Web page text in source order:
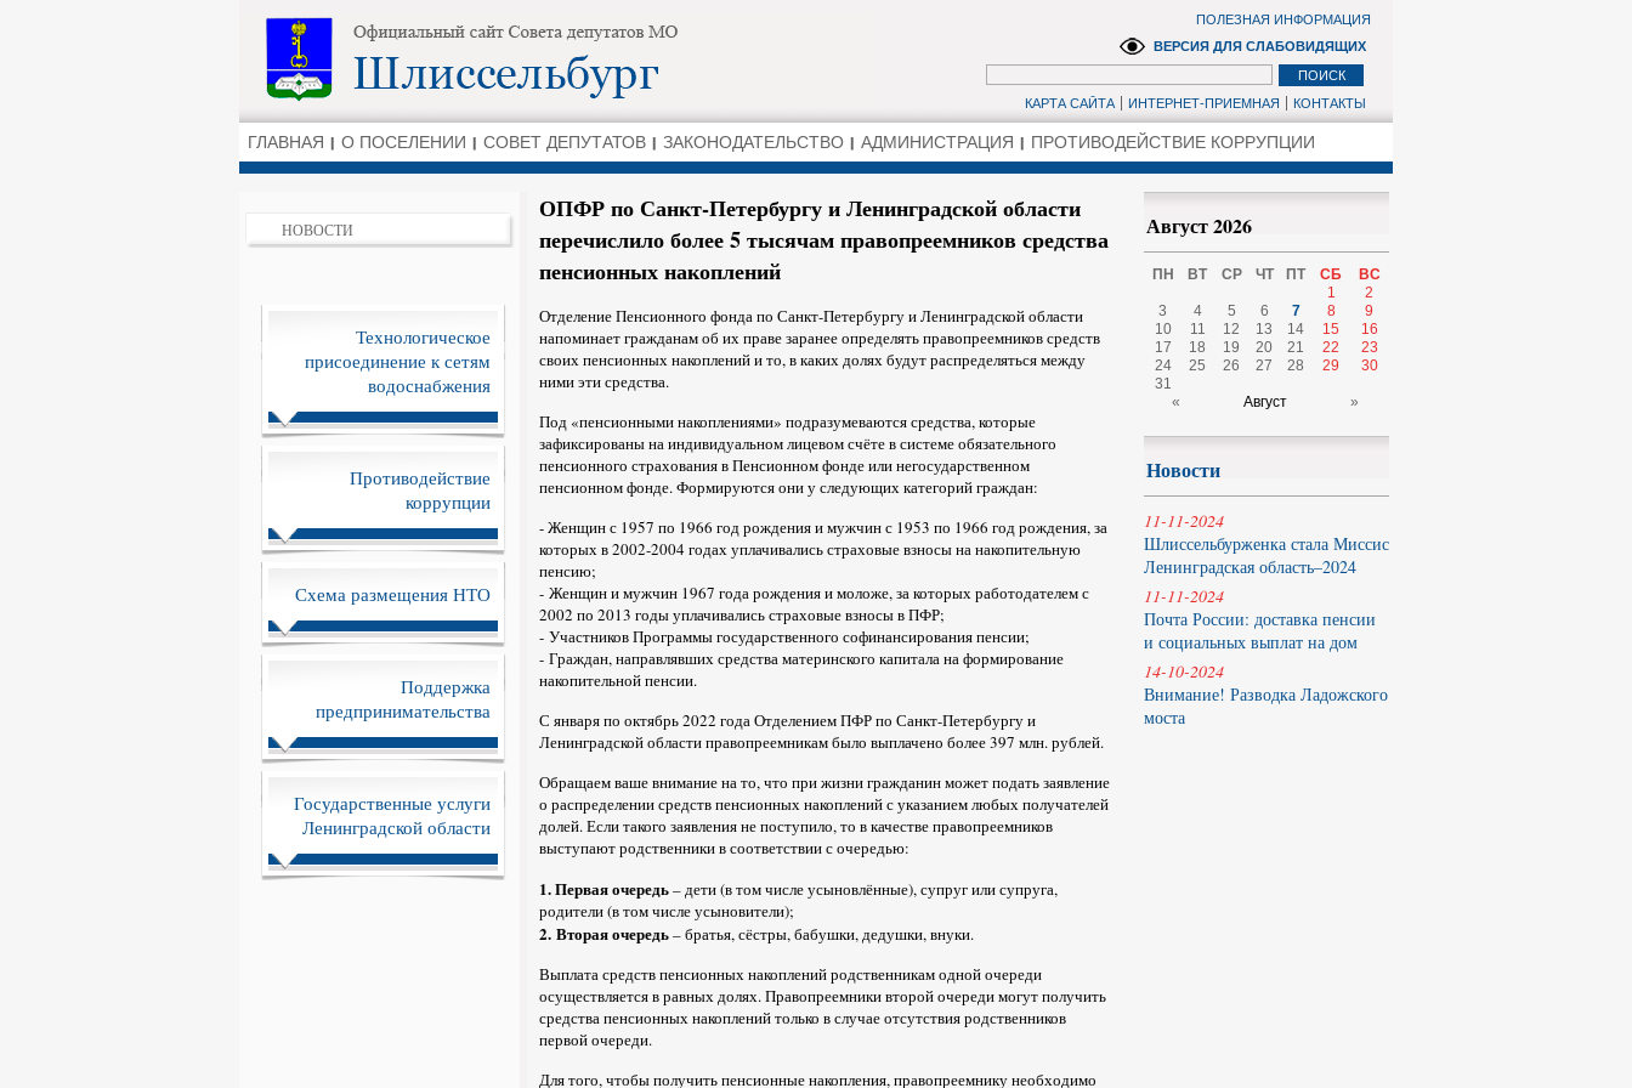
КАРТА САЙТА ИНТЕРНЕТ-ПРИЕМНАЯ КОНТАКТЫ
ВЕРСИЯ ДЛЯ СЛАБОВИДЯЩИХ
ПОЛЕЗНАЯ ИНФОРМАЦИЯ
ГЛАВНАЯ О ПОСЕЛЕНИИ СОВЕТ ДЕПУТАТОВ ЗАКОНОДАТЕЛЬСТВО АДМИНИСТРАЦИЯ ПРОТИВОДЕЙСТВИЕ КОРРУПЦИИ
НОВОСТИ
Технологическое
присоединение к сетям
водоснабжения
Противодействие
коррупции
Схема размещения НТО
Поддержка
предпринимательства
Государственные услуги
Ленинградской области
ОПФР по Санкт-Петербургу и Ленинградской области
перечислило более 5 тысячам правопреемников средства
пенсионных накоплений
Отделение Пенсионного фонда по Санкт-Петербургу и Ленинградской области
напоминает гражданам об их праве заранее определять правопреемников средств
своих пенсионных накоплений и то, в каких долях будут распределяться между
ними эти средства.
Под «пенсионными накоплениями» подразумеваются средства, которые
зафиксированы на индивидуальном лицевом счёте в системе обязательного
пенсионного страхования в Пенсионном фонде или негосударственном
пенсионном фонде. Формируются они у следующих категорий граждан:
- Женщин с 1957 по 1966 год рождения и мужчин с 1953 по 1966 год рождения, за
которых в 2002-2004 годах уплачивались страховые взносы на накопительную
пенсию;
- Женщин и мужчин 1967 года рождения и моложе, за которых работодателем с
2002 по 2013 годы уплачивались страховые взносы в ПФР;
- Участников Программы государственного софинансирования пенсии;
- Граждан, направлявших средства материнского капитала на формирование
накопительной пенсии.
С января по октябрь 2022 года Отделением ПФР по Санкт-Петербургу и
Ленинградской области правопреемникам было выплачено более 397 млн. рублей.
Обращаем ваше внимание на то, что при жизни гражданин может подать заявление
о распределении средств пенсионных накоплений с указанием любых получателей
долей. Если такого заявления не поступило, то в качестве правопреемников
выступают родственники в соответствии с очередью:
1. Первая очередь– дети (в том числе усыновлённые), супруг или супруга,
родители (в том числе усыновители);
2. Вторая очередь– братья, сёстры, бабушки, дедушки, внуки.
Выплата средств пенсионных накоплений родственникам одной очереди
осуществляется в равных долях. Правопреемники второй очереди могут получить
средства пенсионных накоплений только в случае отсутствия родственников
первой очереди.
Для того, чтобы получить пенсионные накопления, правопреемнику необходимо
Август 2026
ПН ВТ СР ЧТ ПТ СБ
ВС
1
2
3
4 5 6 7 8
9
10
11 12 13 14 15
16
17
18 19 20 21 22
23
24
25 26 27 28 29
30
31
«
Август »
Новости
11-11-2024
Шлиссельбурженка стала Миссис
Ленинградская область–2024
11-11-2024
Почта России: доставка пенсии
и социальных выплат на дом
14-10-2024
Внимание! Разводка Ладожского
моста